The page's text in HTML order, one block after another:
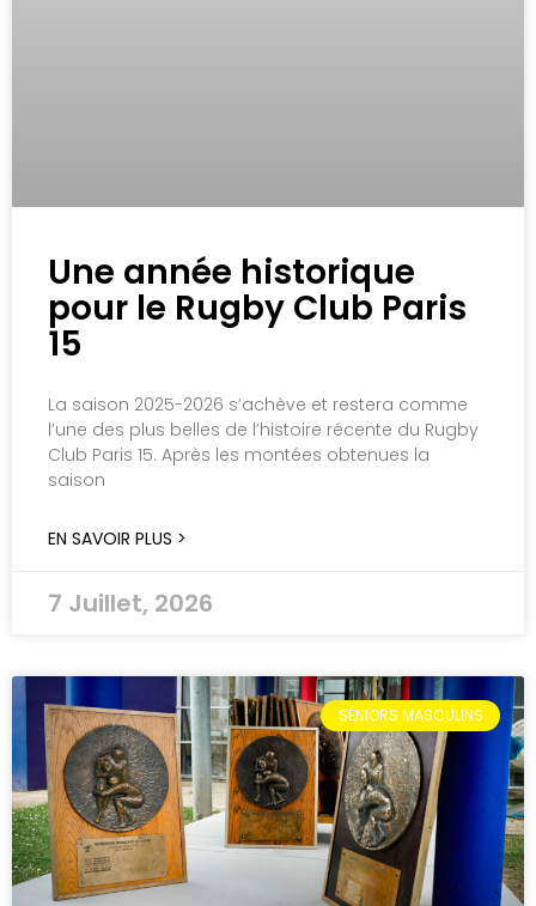
Une année historique
pour le Rugby Club Paris
15
La saison 2025-2026 s’achève et restera comme
l’une des plus belles de l’histoire récente du Rugby
Club Paris 15. Après les montées obtenues la
saison
EN SAVOIR PLUS >
7 Juillet, 2026
SÉNIORS MASCULINS